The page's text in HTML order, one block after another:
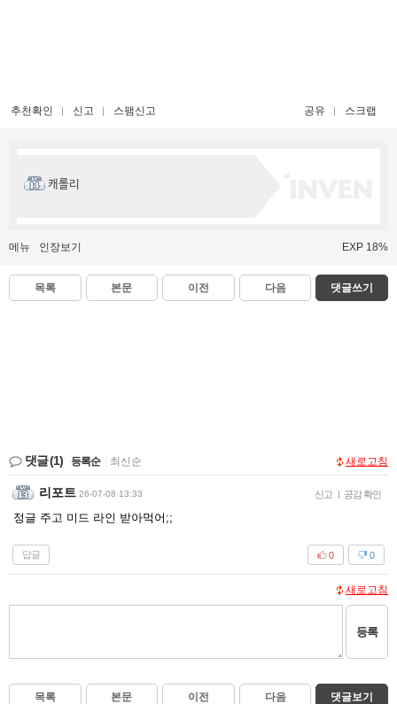
추천확인 신고 스팸신고 공유 스크랩
캐롤리
메뉴 인장보기 EXP 18%
목록 본문 이전 다음 댓글쓰기
댓글(1) 등록순 최신순 새로고침
리포트 26-07-08 13:33 신고 | 공감 확인
정글 주고 미드 라인 받아먹어;;
답글 0
0
새로고침
등록
목록 본문 이전 다음 댓글보기